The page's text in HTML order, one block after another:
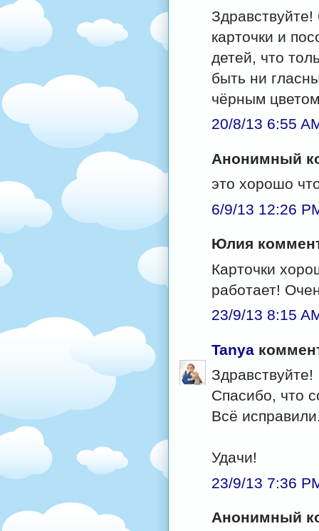
карточки и
детей, что
быть ни
чёрным
20/8/13 6:55
Анонимный
это хорошо
6/9/13 12:26
Юлия
Карточки
работает!
23/9/13 8:15
Tanya
Здравствуйте!
Спасибо, что
Всё
Удачи!
23/9/13 7:36
Анонимный